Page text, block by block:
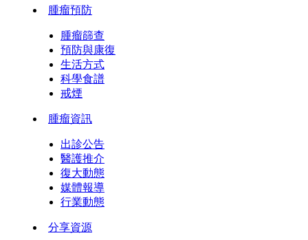
腫瘤預防
腫瘤篩查
預防與康復
生活方式
科學食譜
戒煙
腫瘤資訊
出診公告
醫護推介
復大動態
媒體報導
行業動態
分享資源